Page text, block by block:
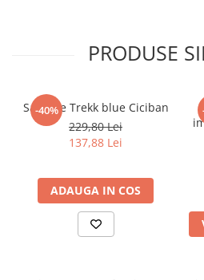
Rochite maneca lunga
Set 2/3 piese maneca scurta
Set tricou maneca scurta/Pantalon
Tricouri maneca lunga
Tricouri/bluze maneca scurta
PRODUSE
-40%
Sandale Trekk blue Ciciban
229,80 Lei
137,88 Lei
ADAUGA IN COS